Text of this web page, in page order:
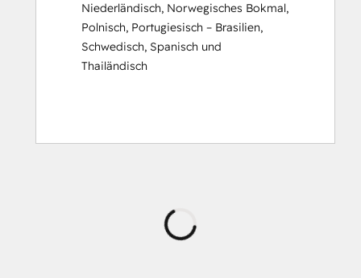
Niederländisch, Norwegisches Bokmal,
Polnisch, Portugiesisch – Brasilien,
Schwedisch, Spanisch und
Thailändisch
geladen